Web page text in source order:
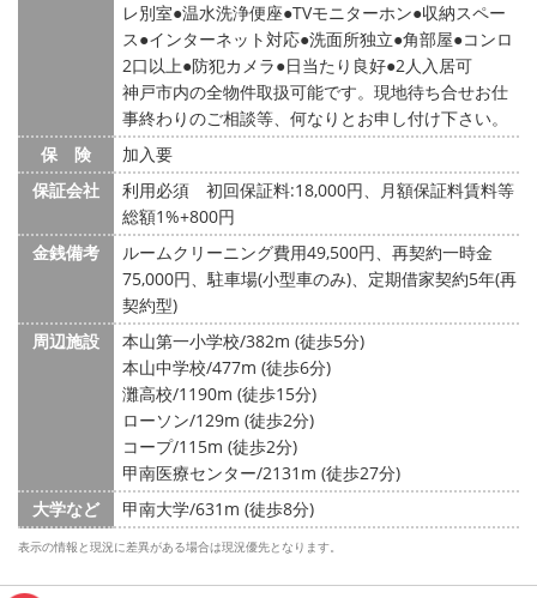
レ別室 温水洗浄便座 TVモニターホン 収納スペー
ス インターネット対応 洗面所独立 角部屋 コンロ
2口以上 防犯カメラ 日当たり良好 2人入居可
神戸市内の全物件取扱可能です。現地待ち合せお仕
事終わりのご相談等、何なりとお申し付け下さい。
保 険
加入要
保証会社
利用必須 初回保証料:18,000円、月額保証料賃料等
総額1%+800円
金銭備考
ルームクリーニング費用49,500円、再契約一時金
75,000円、駐車場(小型車のみ)、定期借家契約5年(再
契約型)
周辺施設
本山第一小学校/382m (徒歩5分)
本山中学校/477m (徒歩6分)
灘高校/1190m (徒歩15分)
ローソン/129m (徒歩2分)
コープ/115m (徒歩2分)
甲南医療センター/2131m (徒歩27分)
大学など
甲南大学/631m (徒歩8分)
表示の情報と現況に差異がある場合は現況優先となります。